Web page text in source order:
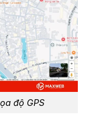
độ GPS